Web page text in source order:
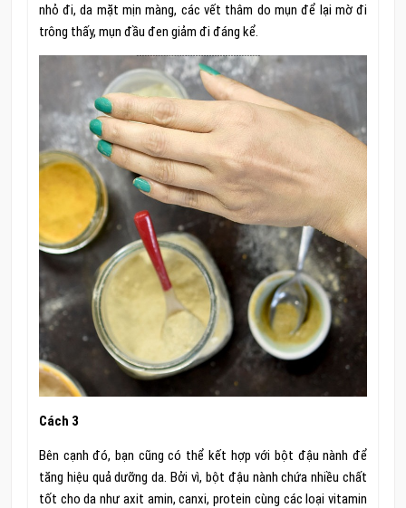
nhỏ đi, da mặt mịn màng, các vết thâm do mụn để lại mờ đi
trông thấy, mụn đầu đen giảm đi đáng kể.
Cách 3
Bên cạnh đó, bạn cũng có thể kết hợp với bột đậu nành để
tăng hiệu quả dưỡng da. Bởi vì, bột đậu nành chứa nhiều chất
tốt cho da như axit amin, canxi, protein cùng các loại vitamin